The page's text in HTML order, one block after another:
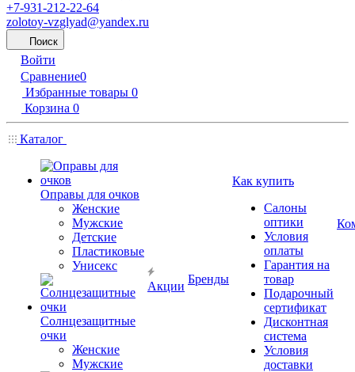
+7-931-212-22-64
zolotoy-vzglyad@yandex.ru
Поиск
Войти
Сравнение0
Избранные товары 0
Корзина 0
Каталог
Оправы для очков
Женские
Мужские
Детские
Пластиковые
Унисекс
Солнцезащитные
очки
Женские
Мужские
Акции
Бренды
Как купить
Салоны
оптики
Условия
оплаты
Гарантия на
товар
Подарочный
сертификат
Дисконтная
система
Условия
доставки